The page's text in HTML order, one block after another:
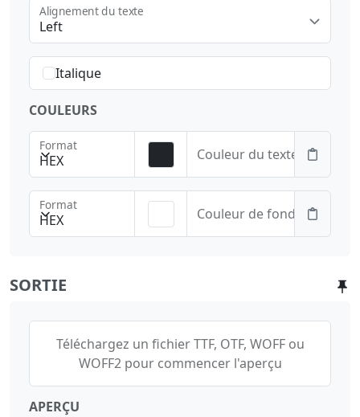
Left
Alignement du texte
Italique
COULEURS
HEX
Format
Couleur du texte
HEX
Format
Couleur de fond
SORTIE
Téléchargez un fichier TTF, OTF, WOFF ou
WOFF2 pour commencer l'aperçu
APERÇU